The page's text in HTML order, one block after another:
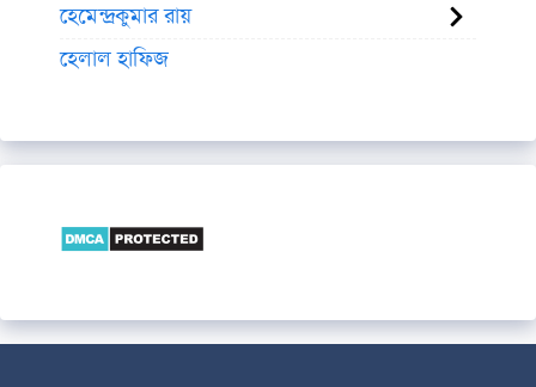
হেমেন্দ্রকুমার রায়
হেলাল হাফিজ